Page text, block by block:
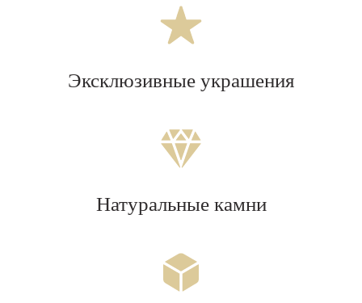
Эксклюзивные украшения
Натуральные камни